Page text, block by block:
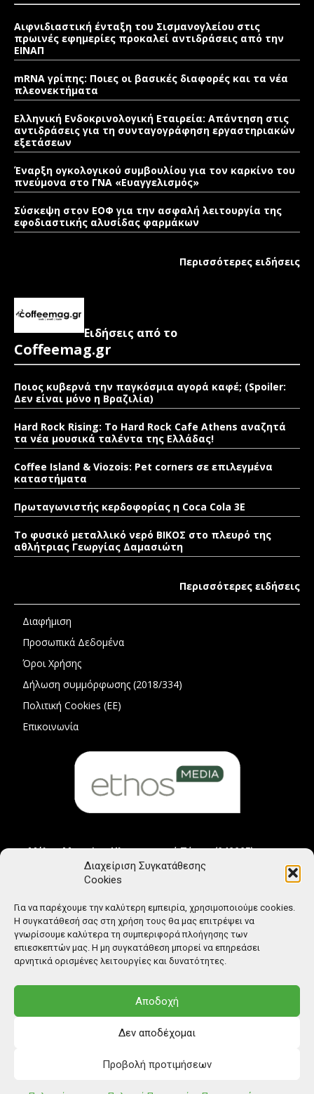
Διαχείριση Συγκατάθεσης
Cookies
Για να παρέχουμε την καλύτερη εμπειρία, χρησιμοποιούμε cookies.
Η συγκατάθεσή σας στη χρήση τους θα μας επιτρέψει να
γνωρίσουμε καλύτερα τη συμπεριφορά πλοήγησης των
επιεσκεπτών μας. Η μη συγκατάθεση μπορεί να επηρεάσει
αρνητικά ορισμένες λειτουργίες και δυνατότητες.
Αποδοχή
Δεν αποδέχομαι
Προβολή προτιμήσεων
Αιφνιδιαστική ένταξη του Σισμανογλείου στις
πρωινές εφημερίες προκαλεί αντιδράσεις από την
ΕΙΝΑΠ
mRNA γρίπης: Ποιες οι βασικές διαφορές και τα νέα
πλεονεκτήματα
Ελληνική Ενδοκρινολογική Εταιρεία: Απάντηση στις
αντιδράσεις για τη συνταγογράφηση εργαστηριακών
εξετάσεων
Έναρξη ογκολογικού συμβουλίου για τον καρκίνο του
πνεύμονα στο ΓΝΑ «Ευαγγελισμός»
Σύσκεψη στον ΕΟΦ για την ασφαλή λειτουργία της
εφοδιαστικής αλυσίδας φαρμάκων
Περισσότερες ειδήσεις
Ειδήσεις από το
Coffeemag.gr
Ποιος κυβερνά την παγκόσμια αγορά καφέ; (Spoiler:
Δεν είναι μόνο η Βραζιλία)
Hard Rock Rising: Το Hard Rock Cafe Athens αναζητά
τα νέα μουσικά ταλέντα της Ελλάδας!
Coffee Island & Viozois: Pet corners σε επιλεγμένα
καταστήματα
Πρωταγωνιστής κερδοφορίας η Coca Cola 3E
Το φυσικό μεταλλικό νερό ΒΙΚΟΣ στο πλευρό της
αθλήτριας Γεωργίας Δαμασιώτη
Περισσότερες ειδήσεις
Διαφήμιση
Προσωπικά Δεδομένα
Όροι Χρήσης
Δήλωση συμμόρφωσης (2018/334)
Πολιτική Cookies (ΕΕ)
Επικοινωνία
Μέλος Μητρώου Ηλεκτρονικού Τύπου (242225)
© Copyright: Ethos Media S.A.